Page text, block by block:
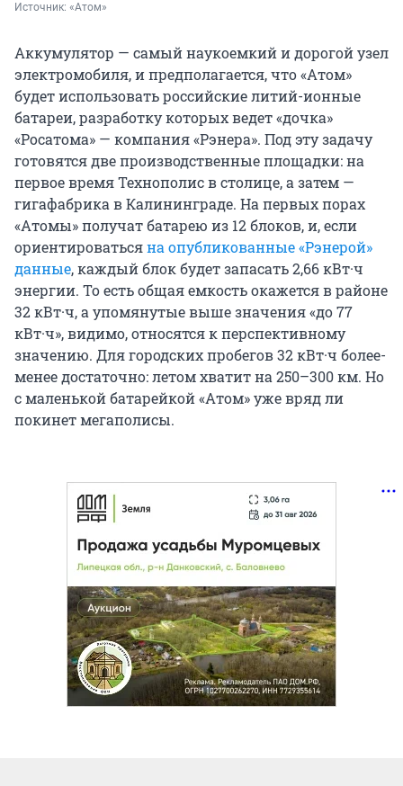
Источник: «Атом»
Аккумулятор — самый наукоемкий и дорогой узел
электромобиля, и предполагается, что «Атом»
будет использовать российские литий-ионные
батареи, разработку которых ведет «дочка»
«Росатома» — компания «Рэнера». Под эту задачу
готовятся две производственные площадки: на
первое время Технополис в столице, а затем —
гигафабрика в Калининграде. На первых порах
«Атомы» получат батарею из 12 блоков, и, если
ориентироватьсяна опубликованные «Рэнерой»
данные, каждый блок будет запасать 2,66 кВт·ч
энергии. То есть общая емкость окажется в районе
32 кВт·ч, а упомянутые выше значения «до 77
кВт·ч», видимо, относятся к перспективному
значению. Для городских пробегов 32 кВт·ч более-
менее достаточно: летом хватит на 250–300 км. Но
с маленькой батарейкой «Атом» уже вряд ли
покинет мегаполисы.